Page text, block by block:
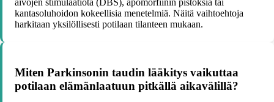
aivojen stimulaatiota (DBS), apomorfiinin pistoksia tai
kantasoluhoidon kokeellisia menetelmiä. Näitä vaihtoehtoja
harkitaan yksilöllisesti potilaan tilanteen mukaan.
Miten Parkinsonin taudin lääkitys vaikuttaa
potilaan elämänlaatuun pitkällä aikavälillä?